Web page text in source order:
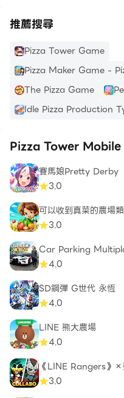
推薦搜尋
Pizza Tower Game
Pizza Maker Game -
The Pizza Game
Idle Pizza Production
Pizza Tower Mobile
賽馬娘Pretty Derby
3.0
可以收到真菜的農場
3.0
Car Parking
4.0
SD鋼彈 G世代 永恆
4.0
LINE 熊大農場
4.0
《LINE Rangers》×
3.0